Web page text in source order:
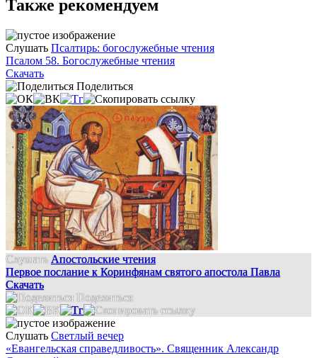
Также рекомендуем
Слушать Псалтирь: богослужебные чтения
Псалом 58. Богослужебные чтения
Скачать
Поделиться
Слушать Апостольские чтения
Первое послание к Коринфянам святого апостола Павла
Скачать
Поделиться
Слушать Светлый вечер
«Евангельская справедливость». Священник Александр